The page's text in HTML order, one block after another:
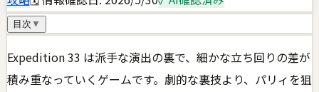
目次 ▼
Expedition 33 は派手な演出の裏で、細かな立ち回りの差が
積み重なっていくゲームです。劇的な裏技より、パリィを狙